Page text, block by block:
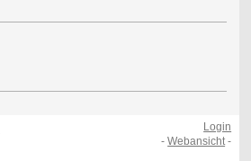
Login
-Webansicht -